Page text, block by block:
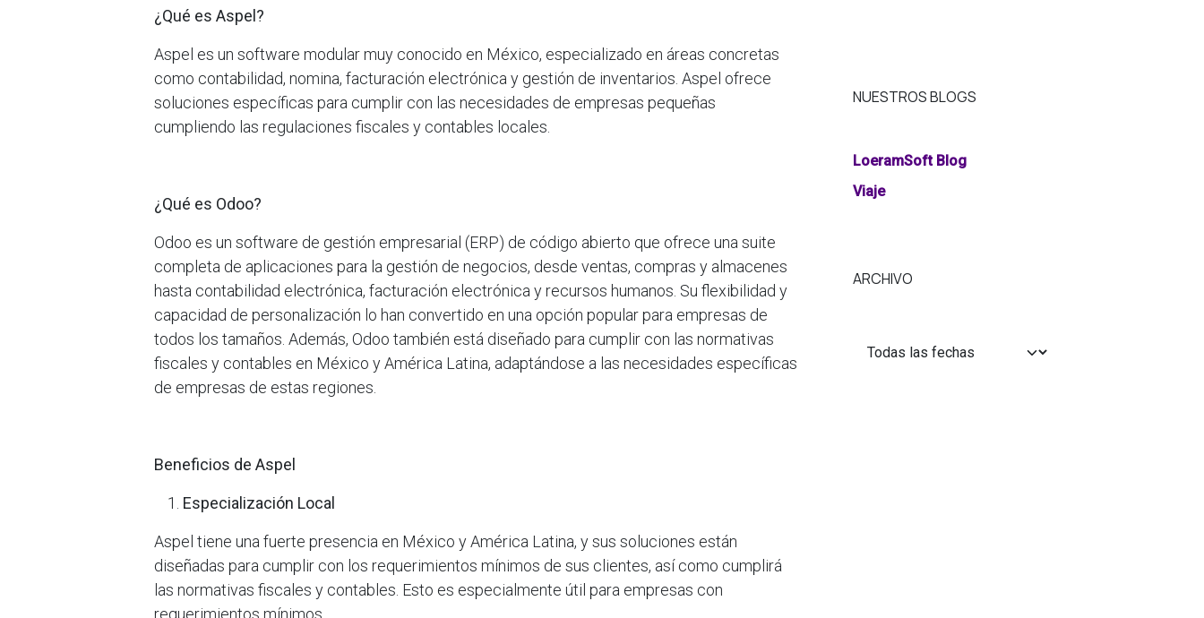
¿Qué es Aspel?
Aspel es un software modular muy conocido en México, especializado en áreas concretas
como contabilidad, nomina, facturación electrónica y gestión de inventarios. Aspel ofrece
soluciones específicas para cumplir con las necesidades de empresas pequeñas
cumpliendo las regulaciones fiscales y contables locales.
¿Qué es Odoo?
Odoo es un software de gestión empresarial (ERP) de código abierto que ofrece una suite
completa de aplicaciones para la gestión de negocios, desde ventas, compras y almacenes
hasta contabilidad electrónica, facturación electrónica y recursos humanos. Su flexibilidad y
capacidad de personalización lo han convertido en una opción popular para empresas de
todos los tamaños. Además, Odoo también está diseñado para cumplir con las normativas
fiscales y contables en México y América Latina, adaptándose a las necesidades específicas
de empresas de estas regiones.
Beneficios de Aspel
Especialización Local
Aspel tiene una fuerte presencia en México y América Latina, y sus soluciones están
diseñadas para cumplir con los requerimientos mínimos de sus clientes, así como cumplirá
las normativas fiscales y contables. Esto es especialmente útil para empresas con
requerimientos mínimos.
NUESTROS BLOGS
LoeramSoft Blog
Viaje
ARCHIVO